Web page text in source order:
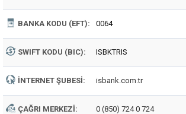
BANKA KODU (EFT): 0064
SWIFT KODU (BIC): ISBKTRIS
İNTERNET ŞUBESI: isbank.com.tr
ÇAĞRI MERKEZI: 0 (850) 724 0 724